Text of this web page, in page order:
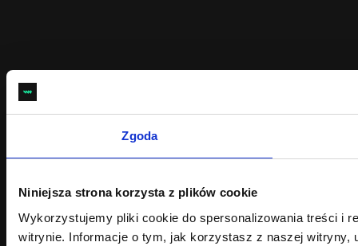
Zgoda
Niniejsza strona korzysta z plików cookie
Wykorzystujemy pliki cookie do spersonalizowania treści i
witrynie. Informacje o tym, jak korzystasz z naszej witryny,